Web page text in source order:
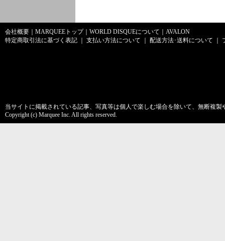
会社概要 MARQUEEトップ｜ WORLD DISQUEについて
AVALON
特定商取引法に基づく表記
支払い方法について 配送方法･送料について
当サイトに掲載されている記事、写真等は個人で楽しむ場合を除いて、無断複
Copyright (c) Marquee Inc. All rights reserved.